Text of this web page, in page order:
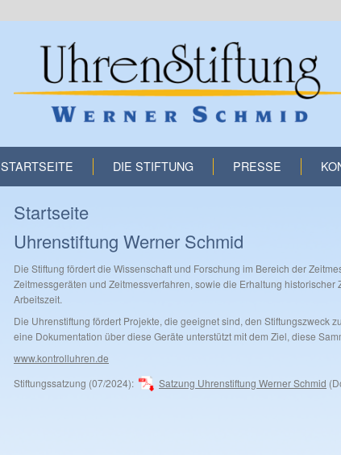
STARTSEITE DIE STIFTUNG PRESSE
Startseite
Uhrenstiftung Werner Schmid
Die Stiftung fördert die Wissenschaft und Forschung im Bereich der
Zeitmessgeräten und Zeitmessverfahren, sowie die Erhaltung
Arbeitszeit.
Die Uhrenstiftung fördert Projekte, die geeignet sind, den Stiftungszweck
eine Dokumentation über diese Geräte unterstützt mit dem Ziel, diese
www.kontrolluhren.de
Stiftungssatzung (07/2024):
Satzung Uhrenstiftung Werner Schmid